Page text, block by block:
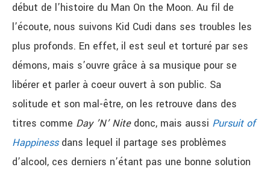
début de l’histoire du Man On the Moon. Au fil de
l’écoute, nous suivons Kid Cudi dans ses troubles les
plus profonds. En effet, il est seul et torturé par ses
démons, mais s’ouvre grâce à sa musique pour se
libérer et parler à coeur ouvert à son public. Sa
solitude et son mal-être, on les retrouve dans des
titres comme Day ’N’ Nitedonc, mais aussi Pursuit of
Happinessdans lequel il partage ses problèmes
d’alcool, ces derniers n’étant pas une bonne solution